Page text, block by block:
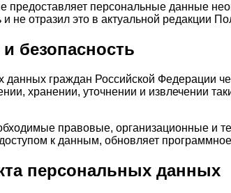
предоставляет персональные данные
и не отразил это в актуальной редакции
безопасность
граждан Российской Федерации
хранении, уточнении и извлечении
правовые, организационные и
доступом к данным, обновляет
персональных данных